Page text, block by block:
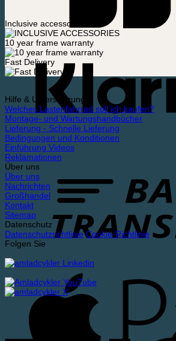
Inclusive accessories
10 year frame warranty
Fast Delivery
Hilfe & Unterstützung
Welches Lastenfahrrad soll ich kaufen?
Montage- und Wartungshandbücher
Lieferung - Schnelle Lieferung
Bedingungen und Konditionen
Einführung Videos
Reklamationen
Über uns
Über uns
Nachrichten
Großhandel
Kontakt
Sitemap
Datenschutz
Datenschutzrichtlinie Cookie-Richtlinie
Folgen Sie